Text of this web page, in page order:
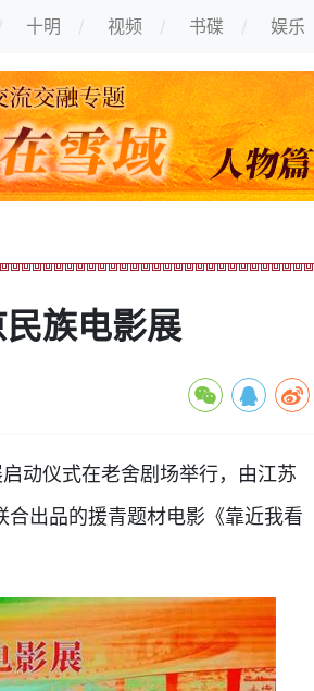
十明 视频 书碟 娱乐
族电影展
动仪式在老舍剧场举行，由江苏
出品的援青题材电影《靠近我看